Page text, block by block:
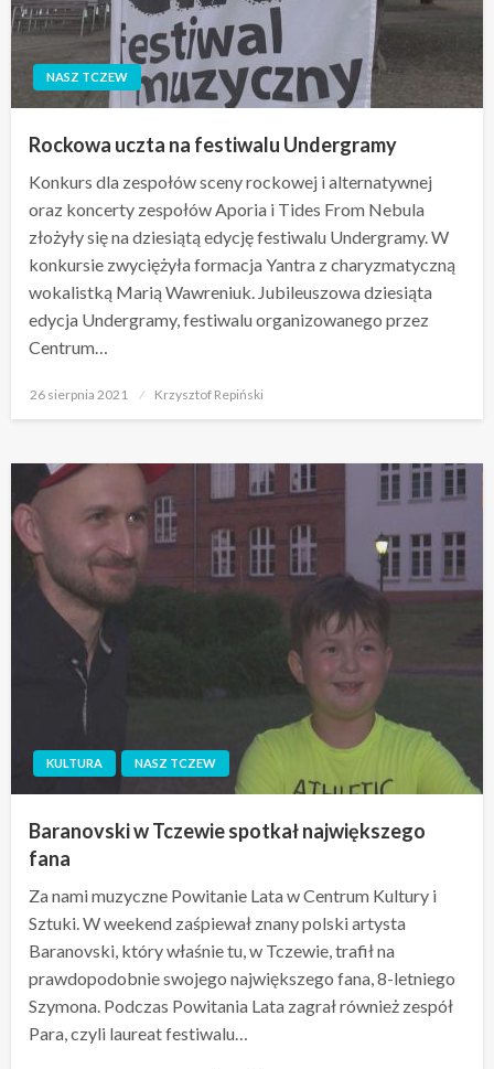
NASZ TCZEW
Rockowa uczta na festiwalu Undergramy
Konkurs dla zespołów sceny rockowej i alternatywnej
oraz koncerty zespołów Aporia i Tides From Nebula
złożyły się na dziesiątą edycję festiwalu Undergramy. W
konkursie zwyciężyła formacja Yantra z charyzmatyczną
wokalistką Marią Wawreniuk. Jubileuszowa dziesiąta
edycja Undergramy, festiwalu organizowanego przez
Centrum…
Opublikowane
26 sierpnia 2021 Krzysztof Repiński
KULTURA NASZ TCZEW
Baranovski w Tczewie spotkał największego
fana
Za nami muzyczne Powitanie Lata w Centrum Kultury i
Sztuki. W weekend zaśpiewał znany polski artysta
Baranovski, który właśnie tu, w Tczewie, trafił na
prawdopodobnie swojego największego fana, 8-letniego
Szymona. Podczas Powitania Lata zagrał również zespół
Para, czyli laureat festiwalu…